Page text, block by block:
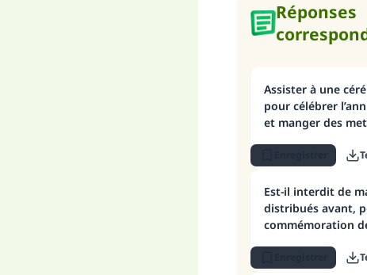
Réponses
Assister à une
pour célébrer
et manger des
Est-il interdit de
distribués avant,
commémoration